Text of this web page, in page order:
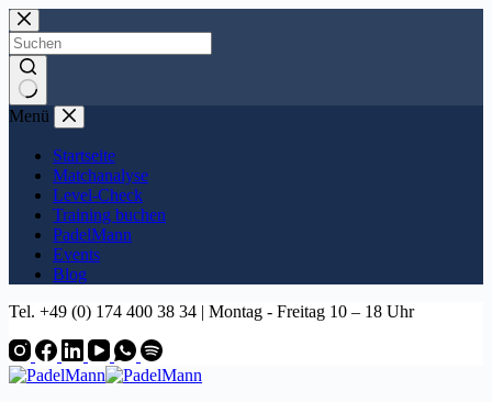
Zum
Inhalt
springen
Keine
Ergebnisse
Menü
Startseite
Matchanalyse
Level-Check
Training buchen
PadelMann
Events
Blog
Tel. +49 (0) 174 400 38 34 | Montag - Freitag 10 – 18 Uhr